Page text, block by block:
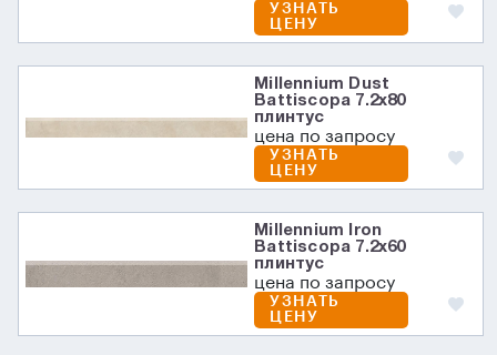
УЗНАТЬ
ЦЕНУ
Millennium Dust
Battiscopa 7.2х80
плинтус
цена по запросу
УЗНАТЬ
ЦЕНУ
Millennium Iron
Battiscopa 7.2х60
плинтус
цена по запросу
УЗНАТЬ
ЦЕНУ